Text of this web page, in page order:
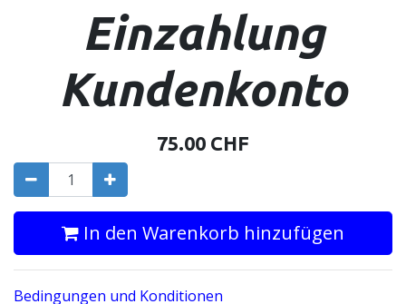
Einzahlung
Kundenkonto
75.00 CHF
In den Warenkorb hinzufügen
Bedingungen und Konditionen